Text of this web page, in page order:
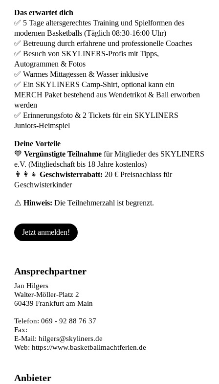
Das erwartet dich
✅ 5 Tage altersgerechtes Training und Spielformen des
modernen Basketballs (Täglich 08:30-16:00 Uhr)
✅ Betreuung durch erfahrene und professionelle Coaches
✅ Besuch von SKYLINERS-Profis mit Tipps,
Autogrammen & Fotos
✅ Warmes Mittagessen & Wasser inklusive
✅ Ein SKYLINERS Camp-Shirt, optional kann ein
MERCH Paket bestehend aus Wendetrikot & Ball erworben
werden
✅ Erinnerungsfoto & 2 Tickets für ein SKYLINERS
Juniors-Heimspiel
Deine Vorteile
💙Vergünstigte Teilnahme für Mitglieder des SKYLINERS
e.V. (Mitgliedschaft bis 18 Jahre kostenlos)
👨‍👩‍👧Geschwisterrabatt: 20 € Preisnachlass für
Geschwisterkinder
⚠️Hinweis: Die Teilnehmerzahl ist begrenzt.
Jetzt anmelden!
Ansprechpartner
Jan Hilgers
Walter-Möller-Platz 2
60439 Frankfurt am Main
Telefon: 069 - 92 88 76 37
Fax:
E-Mail:hilgers@skyliners.de
Web:https://www.basketballmachtferien.de
Anbieter